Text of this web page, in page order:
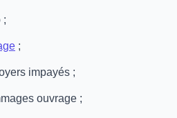
;
;
impayés ;
ouvrage ;